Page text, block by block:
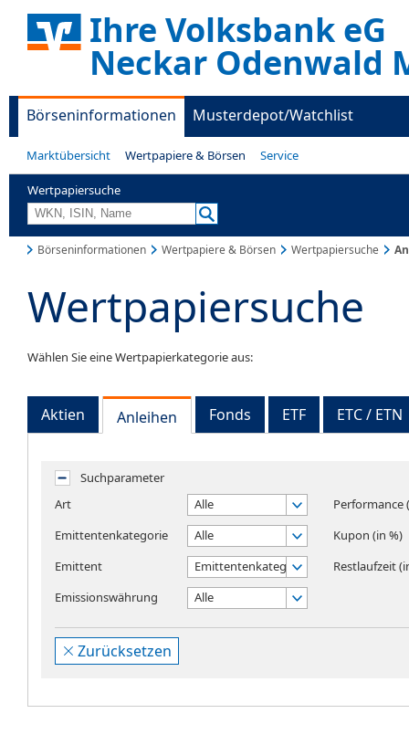
Ihre Volksbank eG
Neckar Odenwald
Börseninformationen Musterdepot/Watchlist
Marktübersicht Wertpapiere & Börsen Service
Wertpapiersuche
Börseninformationen Wertpapiere & Börsen Wertpapiersuche
Wertpapiersuche
Wählen Sie eine Wertpapierkategorie aus:
Aktien Anleihen Fonds ETF ETC / ETN
Suchparameter
Art
Alle
Emittentenkategorie
Alle
Emittent
Emittentenkategorie wählen
Emissionswährung
Alle
Performance
Kupon (in %)
Restlaufzeit
Zurücksetzen